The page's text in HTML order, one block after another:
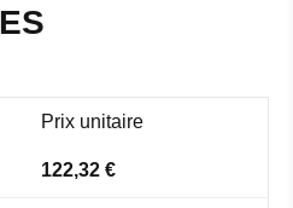
Prix unitaire
122,32 €